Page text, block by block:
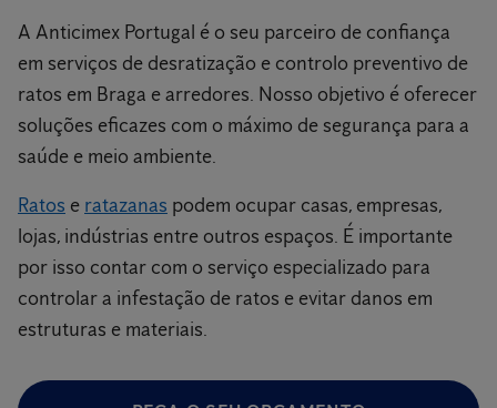
A Anticimex Portugal é o seu parceiro de confiança
em serviços de desratização e controlo preventivo de
ratos em Braga e arredores. Nosso objetivo é oferecer
soluções eficazes com o máximo de segurança para a
saúde e meio ambiente.
Ratos e ratazanas podem ocupar casas, empresas,
lojas, indústrias entre outros espaços. É importante
por isso contar com o serviço especializado para
controlar a infestação de ratos e evitar danos em
estruturas e materiais.